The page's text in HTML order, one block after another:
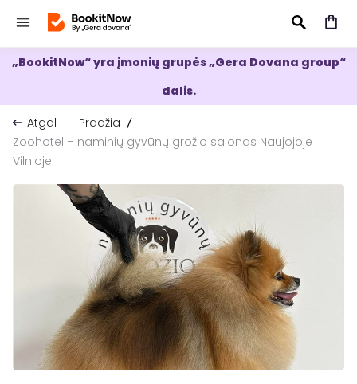
IEŠKOTI
„BookitNow“ yra įmonių grupės „Gera Dovana group“
dalis.
Atgal
Pradžia
Zoohotel – naminių gyvūnų grožio salonas Naujojoje
Vilnioje